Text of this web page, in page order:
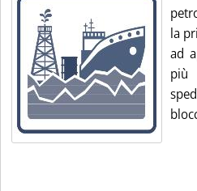
la
ad
più